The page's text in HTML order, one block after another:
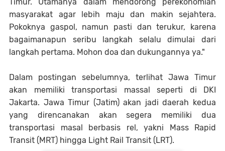
masyarakat agar lebih maju dan makin sejahtera.
Pokoknya gaspol, namun pasti dan terukur, karena
bagaimanapun seribu langkah selalu dimulai dari
langkah pertama. Mohon doa dan dukungannya ya."
Dalam postingan sebelumnya, terlihat Jawa Timur
akan memiliki transportasi massal seperti di DKI
Jakarta. Jawa Timur (Jatim) akan jadi daerah kedua
yang direncanakan akan segera memiliki dua
transportasi masal berbasis rel, yakni Mass Rapid
Transit (MRT) hingga Light Rail Transit (LRT).